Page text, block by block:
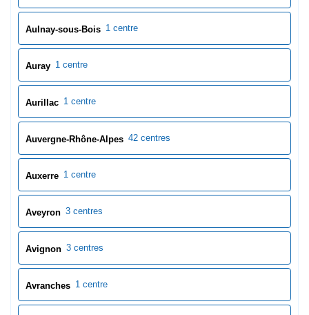
Aulnay-sous-Bois 1 centre
Auray 1 centre
Aurillac 1 centre
Auvergne-Rhône-Alpes 42 centres
Auxerre 1 centre
Aveyron 3 centres
Avignon 3 centres
Avranches 1 centre